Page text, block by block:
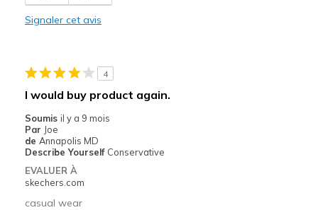
Les meilleures utilisations
Casual Wear
Sizing
Feels true to size
View On Shoes
I'm Into Shoes
Signaler cet avis
4
I would buy product again.
Soumis il y a 9 mois
Par Joe
de Annapolis MD
Describe Yourself Conservative
EVALUER À
skechers.com
casual wear